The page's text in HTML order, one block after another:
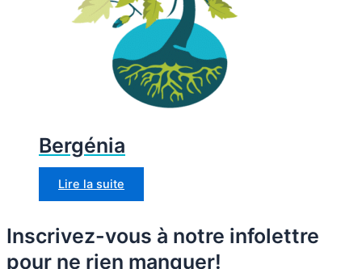
Bergénia
Lire la suite
Inscrivez-vous à notre infolettre
pour ne rien manquer!